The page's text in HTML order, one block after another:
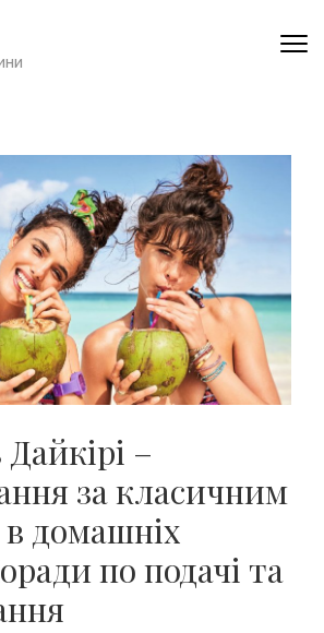
–
за класичним
домашніх
по подачі та